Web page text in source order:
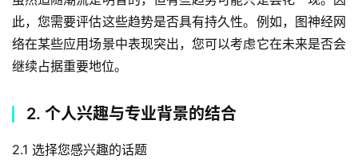
此，您需要评估这些趋势是否具有持久性。例如，图神经网
络在某些应用场景中表现突出，您可以考虑它在未来是否会
继续占据重要地位。
2. 个人兴趣与专业背景的结合
2.1 选择您感兴趣的话题